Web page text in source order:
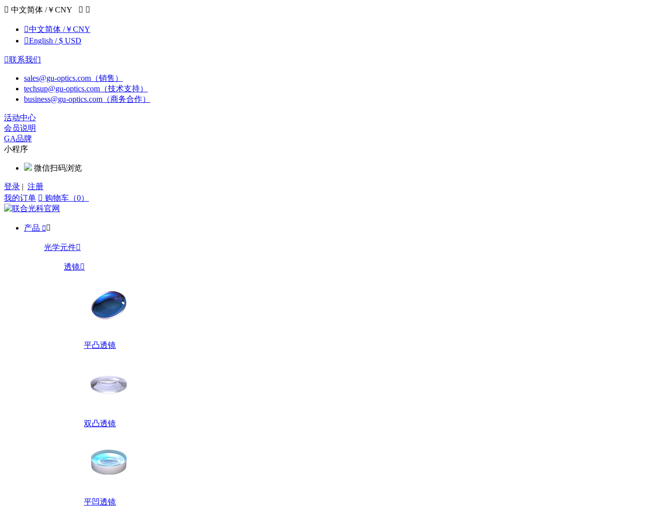
 中文简体 /￥CNY  
中文简体 /￥CNY
English / $ USD
联系我们
sales@gu-optics.com（销售）
techsup@gu-optics.com（技术支持）
business@gu-optics.com（商务合作）
活动中心
会员说明
GA品牌
小程序
微信扫码浏览
登录 | 注册
我的订单  购物车（0）
产品  
光学元件
透镜
平凸透镜
双凸透镜
平凹透镜